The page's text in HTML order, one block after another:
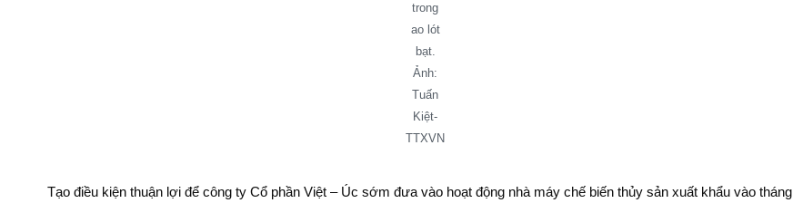
trong
ao lót
bạt.
Ảnh:
Tuấn
Kiệt-
TTXVN
Tạo điều kiện thuận lợi để công ty Cổ phần Việt – Úc sớm đưa vào hoạt động nhà máy chế biến thủy sản xuất khẩu vào tháng